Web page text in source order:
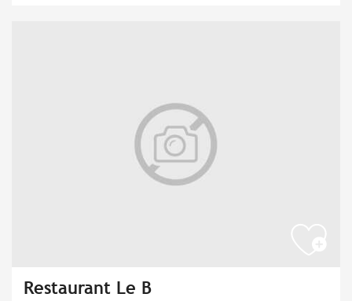
Restaurant Le B